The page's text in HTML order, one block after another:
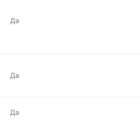
Да
Да
Да